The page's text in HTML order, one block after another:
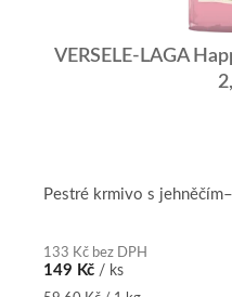
VERSELE-LAGA
133 Kč bez DPH
149 Kč / ks
Pestré krmivo s